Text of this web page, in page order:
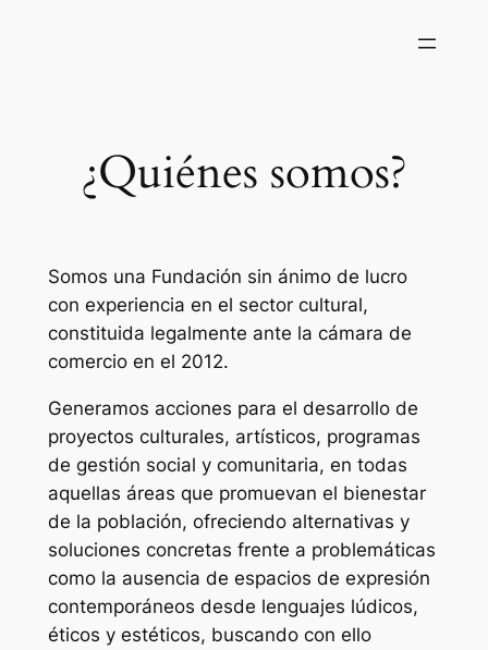
¿Quiénes somos?
Somos una Fundación sin ánimo de lucro
con experiencia en el sector cultural,
constituida legalmente ante la cámara de
comercio en el 2012.
Generamos acciones para el desarrollo de
proyectos culturales, artísticos, programas
de gestión social y comunitaria, en todas
aquellas áreas que promuevan el bienestar
de la población, ofreciendo alternativas y
soluciones concretas frente a problemáticas
como la ausencia de espacios de expresión
contemporáneos desde lenguajes lúdicos,
éticos y estéticos, buscando con ello